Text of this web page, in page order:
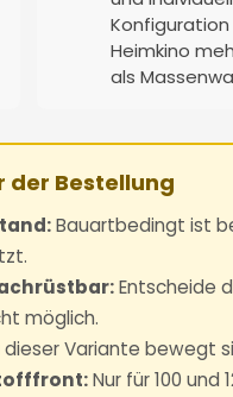
Heimkino
als
der Bestellung
Bauartbedingt ist
Entscheide
möglich.
dieser Variante bewegt
Nur für 100 und